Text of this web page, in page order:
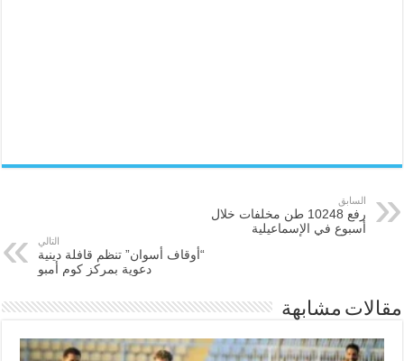
السابق
رفع 10248 طن مخلفات خلال
أسبوع في الإسماعيلية
التالي
“أوقاف أسوان” تنظم قافلة دينية
دعوية بمركز كوم أمبو
مقالات مشابهة